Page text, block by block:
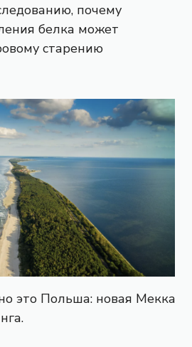
почему
белка может
старению
это Польша: новая Мекка